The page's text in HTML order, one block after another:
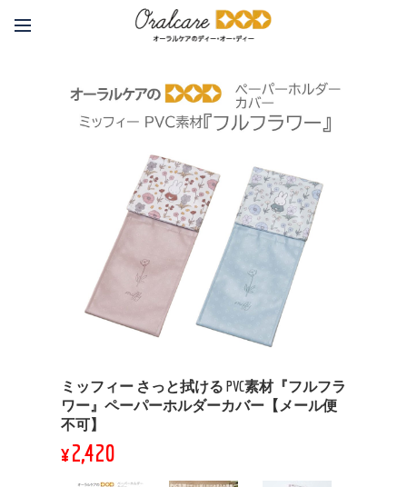
ミッフィー さっと拭ける PVC素材『フルフラ
ワー』ペーパーホルダーカバー【メール便
不可】
¥2,420